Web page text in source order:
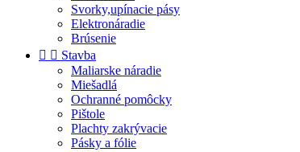
Svorky,upínacie pásy
Elektronáradie
Brúsenie
  Stavba
Maliarske náradie
Miešadlá
Ochranné pomôcky
Pištole
Plachty zakrývacie
Pásky a fólie